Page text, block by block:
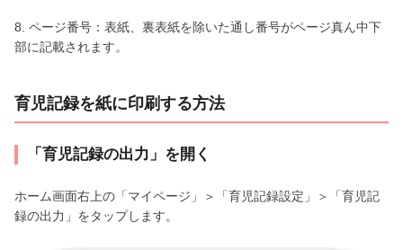
8. ページ番号：表紙、裏表紙を除いた通し番号がページ真ん中下
部に記載されます。
育児記録を紙に印刷する方法
「育児記録の出力」を開く
ホーム画面右上の「マイページ」＞「育児記録設定」＞「育児記
録の出力」をタップします。